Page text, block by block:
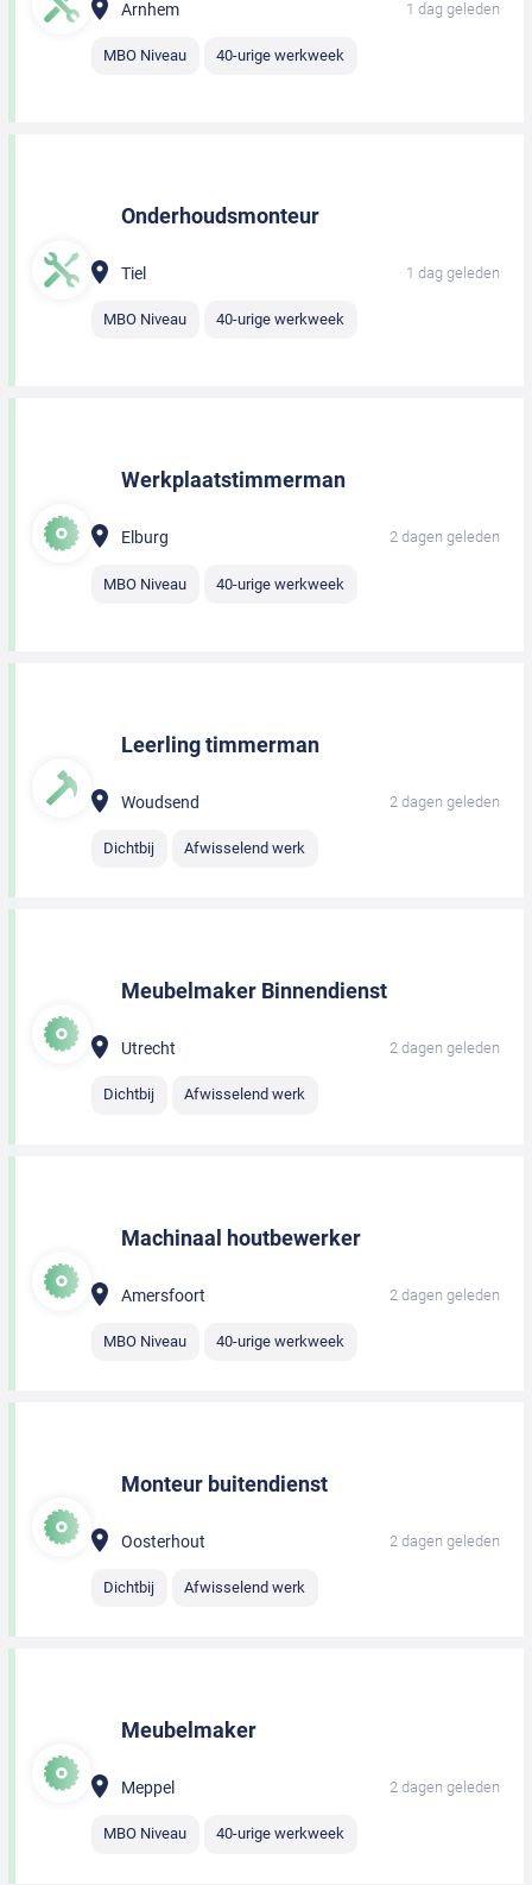
Arnhem 1 dag geleden
MBO Niveau 40-urige werkweek
Onderhoudsmonteur
Tiel 1 dag geleden
MBO Niveau 40-urige werkweek
Werkplaatstimmerman
Elburg 2 dagen geleden
MBO Niveau 40-urige werkweek
Leerling timmerman
Woudsend 2 dagen geleden
Dichtbij Afwisselend werk
Meubelmaker Binnendienst
Utrecht 2 dagen geleden
Dichtbij Afwisselend werk
Machinaal houtbewerker
Amersfoort 2 dagen geleden
MBO Niveau 40-urige werkweek
Monteur buitendienst
Oosterhout 2 dagen geleden
Dichtbij Afwisselend werk
Meubelmaker
Meppel 2 dagen geleden
MBO Niveau 40-urige werkweek